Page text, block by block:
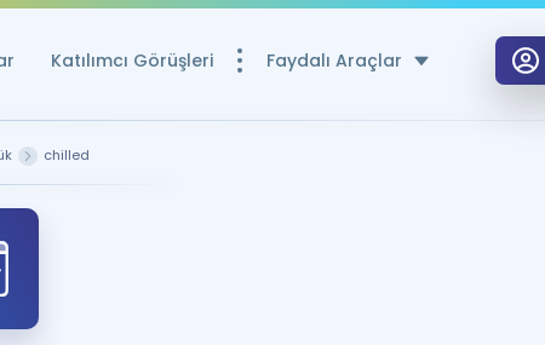
Katılımcı Görüşleri Faydalı Araçlar
chilled